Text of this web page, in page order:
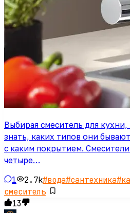
Выбирая смеситель для
знать, каких типов они
с каким покрытием.
четыре…
1 2.7k#вода#сантехника#
смеситель
13